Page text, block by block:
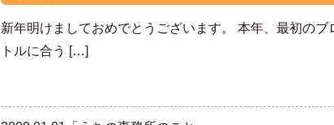
新年明けましておめでとうございます。 本年、最初の
トルに合う […]